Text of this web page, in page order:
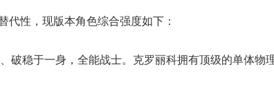
代性，现版本角色综合强度如下：
破稳于一身，全能战士。克罗丽科拥有顶级的单体物